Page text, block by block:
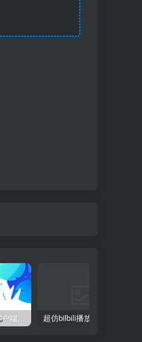
樱花内网穿透客户端网站源代码，2020 重制版